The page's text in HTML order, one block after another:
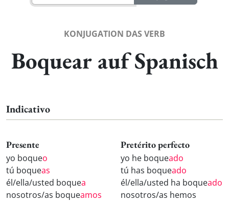
KONJUGATION DAS VERB
Boquear auf Spanisch
Indicativo
Presente
yo boqueo
tú boqueas
él/ella/usted boquea
nosotros/as boqueamos
Pretérito perfecto
yo he boqueado
tú has boqueado
él/ella/usted ha boqueado
nosotros/as hemos